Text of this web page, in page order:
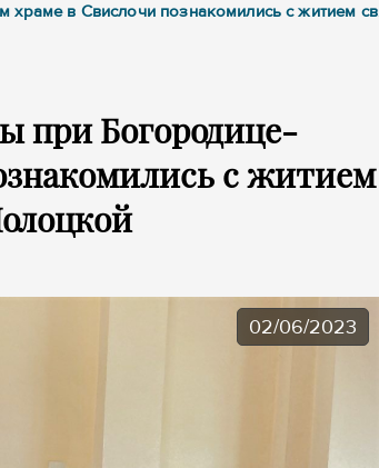
храме в Свислочи познакомились с житием
при Богородице-
с житием
02/06/2023